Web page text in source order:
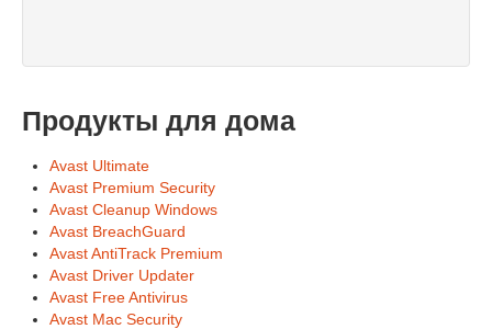
Продукты для дома
Avast Ultimate
Avast Premium Security
Avast Cleanup Windows
Avast BreachGuard
Avast AntiTrack Premium
Avast Driver Updater
Avast Free Antivirus
Avast Mac Security